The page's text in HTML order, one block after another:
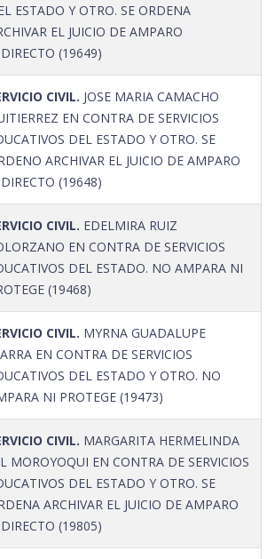
ESTADO Y OTRO. SE ORDENA
EL JUICIO DE AMPARO
(19649)
CIVIL. JOSE MARIA CAMACHO
EN CONTRA DE SERVICIOS
DEL ESTADO Y OTRO. SE
ARCHIVAR EL JUICIO DE AMPARO
(19648)
CIVIL. EDELMIRA RUIZ
EN CONTRA DE SERVICIOS
DEL ESTADO. NO AMPARA NI
(19468)
CIVIL. MYRNA GUADALUPE
EN CONTRA DE SERVICIOS
DEL ESTADO Y OTRO. NO
NI PROTEGE (19473)
CIVIL. MARGARITA HERMELINDA
MOROYOQUI EN CONTRA DE SERVICIOS
DEL ESTADO Y OTRO. SE
ARCHIVAR EL JUICIO DE AMPARO
(19805)